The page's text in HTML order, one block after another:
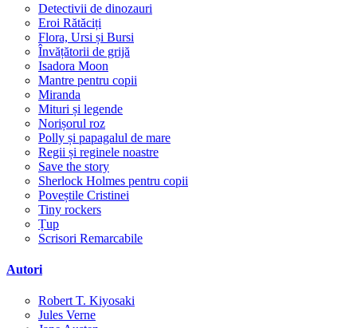
Detectivii de dinozauri
Eroi Rătăciți
Flora, Ursi și Bursi
Învățătorii de grijă
Isadora Moon
Mantre pentru copii
Miranda
Mituri și legende
Norișorul roz
Polly și papagalul de mare
Regii și reginele noastre
Save the story
Sherlock Holmes pentru copii
Poveștile Cristinei
Tiny rockers
Țup
Scrisori Remarcabile
Autori
Robert T. Kiyosaki
Jules Verne